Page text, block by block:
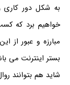
به شکل دور کاری
خواهیم برد که
مبارزه و عبور از
بستر اینترنت می
شاید هم بتوانند